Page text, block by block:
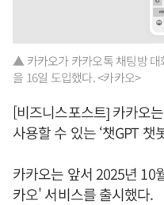
▲ 카카오가 카카오톡 채팅방 대
을 16일 도입했다. <카카오>
[비즈니스포스트] 카카오
사용할 수 있는 ‘챗GPT 챗
카카오는 앞서 2025년 10
카오' 서비스를 출시했다.